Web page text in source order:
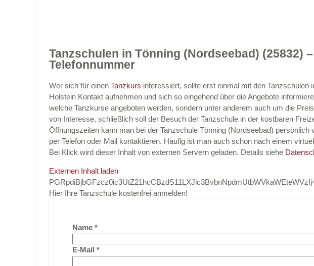
Tanzschulen in Tönning (Nordseebad) (25832)
Telefonnummer
Wer sich für einen Tanzkurs interessiert, sollte erst einmal mit den Tanzschulen
Holstein Kontakt aufnehmen und sich so eingehend über die Angebote
welche Tanzkurse angeboten werden, sondern unter anderem auch um die
von Interesse, schließlich soll der Besuch der Tanzschule in der kostbaren
Öffnungszeiten kann man bei der Tanzschule Tönning (Nordseebad)
per Telefon oder Mail kontaktieren. Häufig ist man auch schon nach einem
Bei Klick wird dieser Inhalt von externen Servern geladen. Details siehe
Externen Inhalt laden
Hier Ihre Tanzschule kostenfrei anmelden!
Name *
E-Mail *